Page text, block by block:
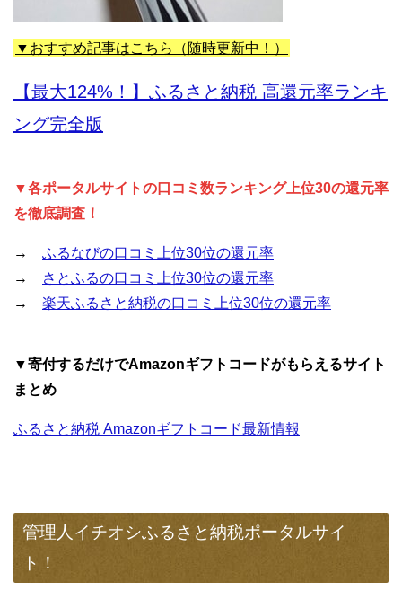
▼おすすめ記事はこちら（随時更新中！）
【最大124%！】ふるさと納税 高還元率ランキ
ング完全版
▼各ポータルサイトの口コミ数ランキング上位30の還元率
を徹底調査！
→ ふるなびの口コミ上位30位の還元率
→
さとふるの口コミ上位30位の還元率
→ 楽天ふるさと納税の口コミ上位30位の還元率
▼寄付するだけでAmazonギフトコードがもらえるサイト
まとめ
ふるさと納税 Amazonギフトコード最新情報
管理人イチオシふるさと納税ポータルサイ
ト！